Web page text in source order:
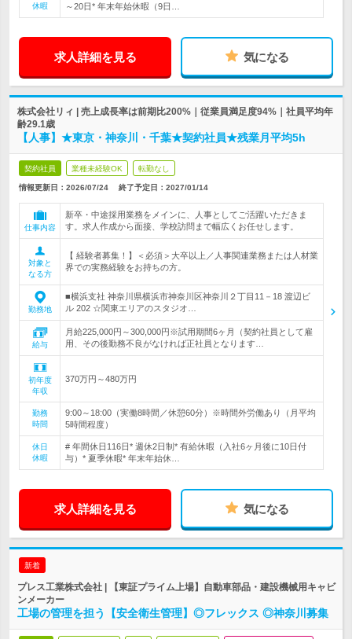
休暇
～20日* 年末年始休暇（9日…
求人詳細を見る 気になる
株式会社リィ | 売上成長率は前期比200%｜従業員満足度94%｜社員平均年
齢29.1歳
【人事】★東京・神奈川・千葉★契約社員★残業月平均5h
契約社員 業種未経験OK 転勤なし
情報更新日：2026/07/24 終了予定日： 2027/01/14
仕事内容
新卒・中途採用業務をメインに、人事としてご活躍いただきま
す。求人作成から面接、学校訪問まで幅広くお任せします。
対象と
なる方
【 経験者募集！】＜必須＞大卒以上／人事関連業務または人材業
界での実務経験をお持ちの方。
勤務地
■横浜支社 神奈川県横浜市神奈川区神奈川２丁目11－18 渡辺ビ
ル 202 ☆関東エリアのスタジオ…
給与
月給225,000円～300,000円※試用期間6ヶ月（契約社員として雇
用、その後勤務不良がなければ正社員となります…
初年度
年収
370万円～480万円
勤務
時間
9:00～18:00（実働8時間／休憩60分）※時間外労働あり（月平均
5時間程度）
休日
休暇
# 年間休日116日* 週休2日制* 有給休暇（入社6ヶ月後に10日付
与）* 夏季休暇* 年末年始休…
求人詳細を見る 気になる
新着
プレス工業株式会社 | 【東証プライム上場】自動車部品・建設機械用キャビ
ンメーカー
工場の管理を担う【安全衛生管理】◎フレックス ◎神奈川募集